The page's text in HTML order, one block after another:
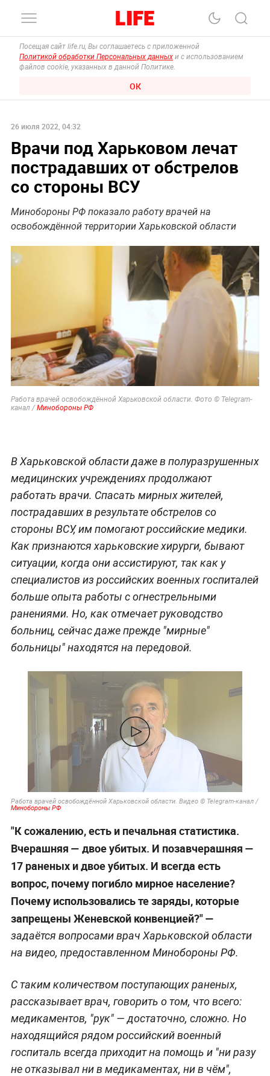
Посещая сайт life.ru, Вы соглашаетесь с приложенной
Политикой обработки Персональных данных и с использованием
файлов cookie, указанных в данной Политике.
ОК
26 июля 2022, 04:32
Врачи под Харьковом лечат
пострадавших от обстрелов
со стороны ВСУ
Минобороны РФ показало работу врачей на
освобождённой территории Харьковской области
Работа врачей освобождённой Харьковской области. Фото © Telegram-
канал / Минобороны РФ
В Харьковской области даже в полуразрушенных
медицинских учреждениях продолжают
работать врачи. Спасать мирных жителей,
пострадавших в результате обстрелов со
стороны ВСУ, им помогают российские медики.
Как признаются харьковские хирурги, бывают
ситуации, когда они ассистируют, так как у
специалистов из российских военных госпиталей
больше опыта работы с огнестрельными
ранениями. Но, как отмечает руководство
больниц, сейчас даже прежде "мирные"
больницы" находятся на передовой.
Работа врачей освобождённой Харьковской области. Видео © Telegram-канал /
Минобороны РФ
"К сожалению, есть и печальная статистика.
Вчерашняя — двое убитых. И позавчерашняя —
17 раненых и двое убитых. И всегда есть
вопрос, почему погибло мирное население?
Почему использовались те заряды, которые
запрещены Женевской конвенцией?" —
задаётся вопросами врач Харьковской области
на видео, предоставленном Минобороны РФ.
С таким количеством поступающих раненых,
рассказывает врач, говорить о том, что всего:
медикаментов, "рук" — достаточно, сложно. Но
находящийся рядом российский военный
госпиталь всегда приходит на помощь и "ни разу
не отказывал ни в медикаментах, ни в чём",